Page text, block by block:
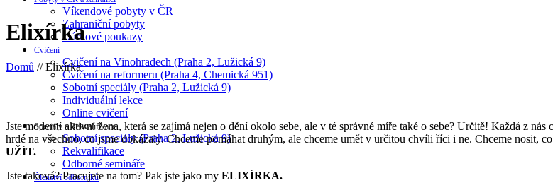
Víkendové pobyty v ČR
Zahraniční pobyty
Dárkové poukazy
Cvičení
Cvičení na Vinohradech (Praha 2, Lužická 9)
Cvičení na reformeru (Praha 4, Chemická 951)
Sobotní speciály (Praha 2, Lužická 9)
Individuální lekce
Online cvičení
Speciály a Rekvalifikace
Sobotní speciály (Praha 2, Lužická 9)
Rekvalifikace
Odborné semináře
Členství odborníků
Elixírka
Domů //Elixírka
Jste moderní aktivní žena, která se zajímá nejen o dění okolo sebe, ale v té správné míře také o sebe? Určitě! Každá z
hrdé na všechno, co jsme dokázaly. Chceme pomáhat druhým, ale chceme umět v určitou chvíli říci i ne. Chceme nosit,
UŽÍT.
Jste taková? Pracujete na tom? Pak jste jako my ELIXÍRKA.